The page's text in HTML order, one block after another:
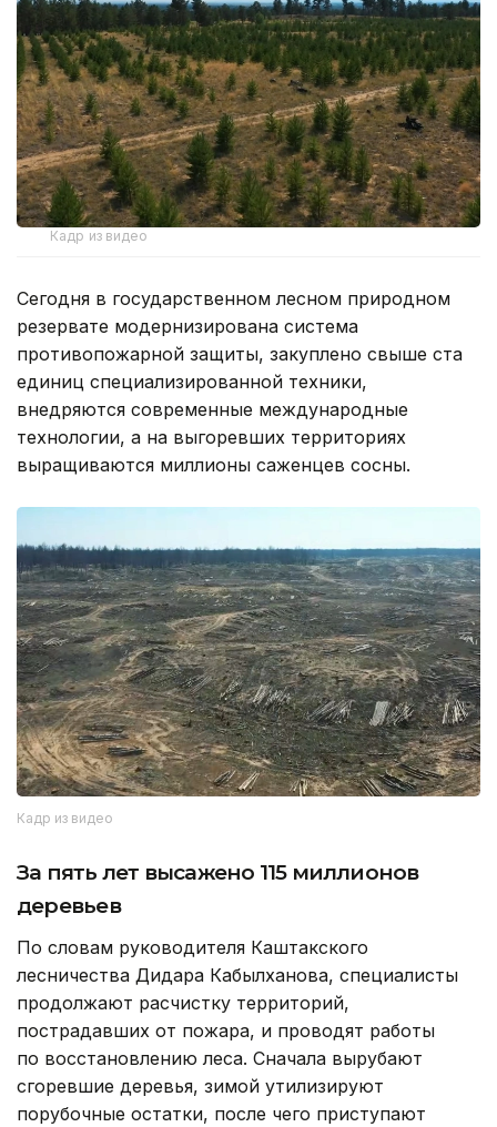
Кадр из видео
Сегодня в государственном лесном природном
резервате модернизирована система
противопожарной защиты, закуплено свыше ста
единиц специализированной техники,
внедряются современные международные
технологии, а на выгоревших территориях
выращиваются миллионы саженцев сосны.
Кадр из видео
За пять лет высажено 115 миллионов
деревьев
По словам руководителя Каштакского
лесничества Дидара Кабылханова, специалисты
продолжают расчистку территорий,
пострадавших от пожара, и проводят работы
по восстановлению леса. Сначала вырубают
сгоревшие деревья, зимой утилизируют
порубочные остатки, после чего приступают